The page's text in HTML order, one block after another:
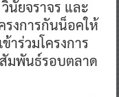
นัยจราจร และ
รงการกันน็อคให้
าร่วมโครงการ
มพันธ์รอบตลาด